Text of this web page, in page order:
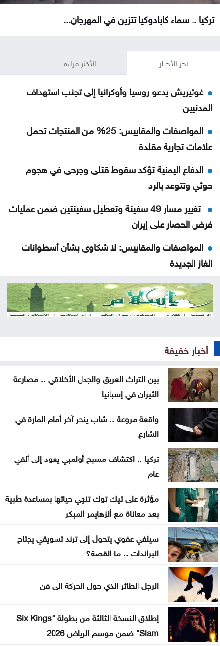
تركيا .. سماء كابادوكيا تتزين في المهرجان...
آخر الأخبار الأكثر قراءة
غوتيريش يدعو روسيا وأوكرانيا إلى تجنب استهداف
المدنيين
المواصفات والمقاييس: 25% من المنتجات تحمل
علامات تجارية مقلدة
الدفاع اليمنية تؤكد سقوط قتلى وجرحى في هجوم
حوثي وتتوعد بالرد
تغيير مسار 49 سفينة وتعطيل سفينتين ضمن عمليات
فرض الحصار على إيران
المواصفات والمقاييس: لا شكاوى بشأن أسطوانات
الغاز الجديدة
المواصفات والمقاييس: لا خلل في محطات المحروقات
أو مادة البنزين
الأميركي
إرادة ملكية بتعيين رئيس الديوان الملكي ومدير مكتب
الملك في مجلس الأمن القومي
إصابة طفلين فلسطينيين بنيران الجيش الإسرائيلي في
غزة
بلال احمد المحاسنه مبارك المسمى الجديد
الأشغال تبدأ السبت أعمال صيانة طريق معان – البادية
تخفيض عدد أعضاء مجلس التعليم العالي ومجالس
الأمناء
توافق مبدئي على آلية تعيين المدير التنفيذي للبلديات
اليرموك تطلق اسم اليوبيل الذهبي على خريجي الفوج
47 من طلبتها
أخبار خفيفة
بين التراث العريق والجدل الأخلاقي .. مصارعة
الثيران في إسبانيا
واقعة مروعة .. شاب ينحر آخر أمام المارة في
الشارع
تركيا .. اكتشاف مسبح أولمبي يعود إلى ألفي
عام
مؤثرة على تيك توك تنهي حياتها بمساعدة طبية
بعد معاناة مع ألزهايمر المبكر
سيلفي عفوي يتحول إلى ترند تسويقي يجتاح
البراندات .. ما القصة؟
الرجل الطائر الذي حول الحركة الى فن
إطلاق النسخة الثالثة من بطولة "Six Kings
Slam" ضمن موسم الرياض 2026